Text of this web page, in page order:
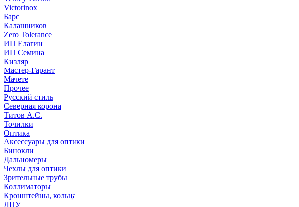
Victorinox
Барс
Калашников
Zero Tolerance
ИП Елагин
ИП Семина
Кизляр
Мастер-Гарант
Мачете
Прочее
Русский стиль
Северная корона
Титов А.С.
Точилки
Оптика
Аксессуары для оптики
Бинокли
Дальномеры
Чехлы для оптики
Зрительные трубы
Коллиматоры
Кронштейны, кольца
ЛЦУ